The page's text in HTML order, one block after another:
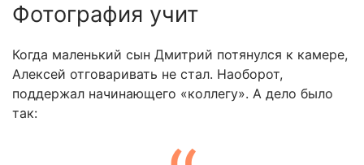
Фотография учит
Когда маленький сын Дмитрий потянулся к камере,
Алексей отговаривать не стал. Наоборот,
поддержал начинающего «коллегу». А дело было
так: